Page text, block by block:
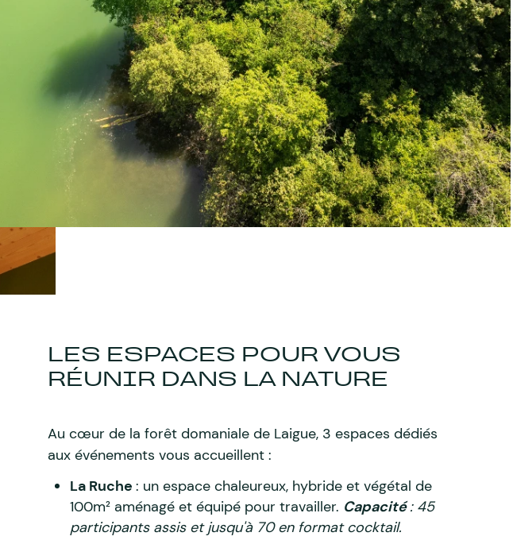
LES ESPACES POUR VOUS
RÉUNIR DANS LA NATURE
Au cœur de la forêt domaniale de Laigue, 3 espaces dédiés
aux événements vous accueillent :
La Ruche: un espace chaleureux, hybride et végétal de
100m² aménagé et équipé pour travailler. Capacité: 45
participants assis et jusqu'à 70 en format cocktail.